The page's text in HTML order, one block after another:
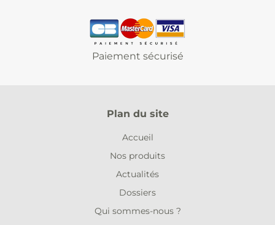
Paiement sécurisé
Plan du site
Accueil
Nos produits
Actualités
Dossiers
Qui sommes-nous ?